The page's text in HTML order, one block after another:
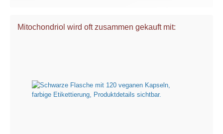
Mitochondriol wird oft zusammen gekauft mit: